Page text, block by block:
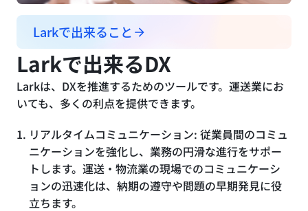
Larkで出来ること
Larkで出来るDX
Larkは、DXを推進するためのツールです。運送業にお
いても、多くの利点を提供できます。
リアルタイムコミュニケーション: 従業員間のコミュ
ニケーションを強化し、業務の円滑な進行をサポー
トします。運送・物流業の現場でのコミュニケーシ
ョンの迅速化は、納期の遵守や問題の早期発見に役
立ちます。